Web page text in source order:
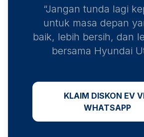
“Jangan tunda lagi
untuk masa depan
baik, lebih bersih, dan
bersama Hyundai
KLAIM DISKON EV
WHATSAPP